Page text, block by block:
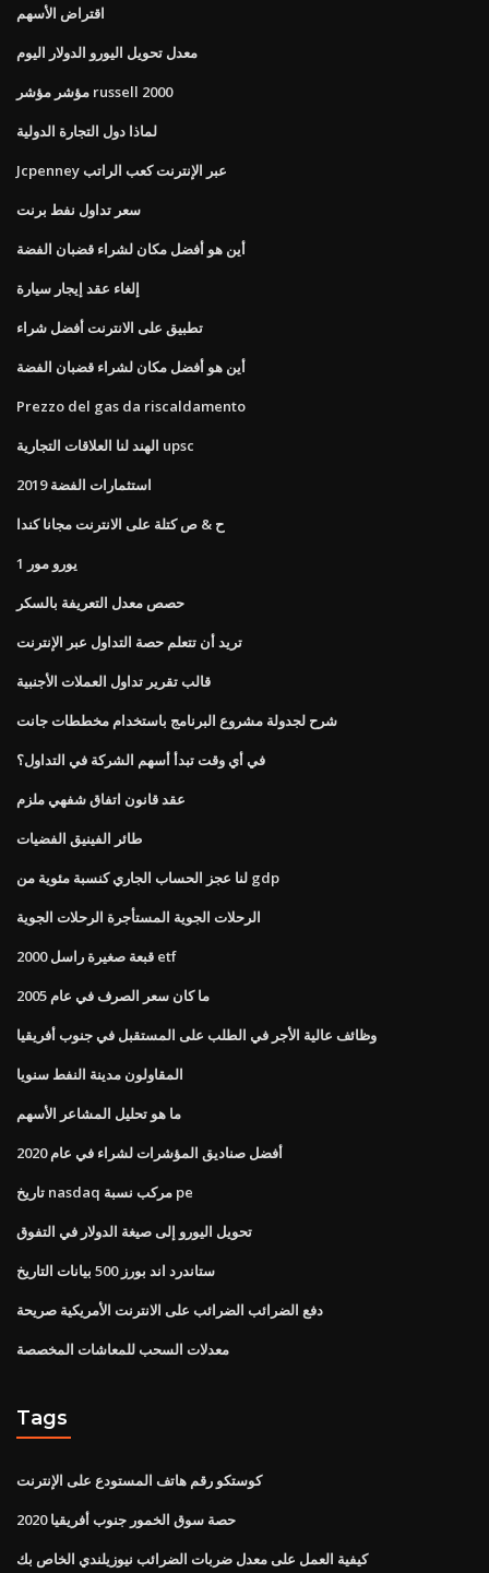
اقتراض الأسهم
معدل تحويل اليورو الدولار اليوم
مؤشر مؤشر russell 2000
لماذا دول التجارة الدولية
Jcpenney عبر الإنترنت كعب الراتب
سعر تداول نفط برنت
أين هو أفضل مكان لشراء قضبان الفضة
إلغاء عقد إيجار سيارة
تطبيق على الانترنت أفضل شراء
أين هو أفضل مكان لشراء قضبان الفضة
Prezzo del gas da riscaldamento
الهند لنا العلاقات التجارية upsc
استثمارات الفضة 2019
ح & ص كتلة على الانترنت مجانا كندا
1 يورو مور
حصص معدل التعريفة بالسكر
تريد أن تتعلم حصة التداول عبر الإنترنت
قالب تقرير تداول العملات الأجنبية
شرح لجدولة مشروع البرنامج باستخدام مخططات جانت
في أي وقت تبدأ أسهم الشركة في التداول؟
عقد قانون اتفاق شفهي ملزم
طائر الفينيق الفضيات
لنا عجز الحساب الجاري كنسبة مئوية من gdp
الرحلات الجوية المستأجرة الرحلات الجوية
قبعة صغيرة راسل 2000 etf
ما كان سعر الصرف في عام 2005
وظائف عالية الأجر في الطلب على المستقبل في جنوب أفريقيا
المقاولون مدينة النفط سنويا
ما هو تحليل المشاعر الأسهم
أفضل صناديق المؤشرات لشراء في عام 2020
تاريخ nasdaq مركب نسبة pe
تحويل اليورو إلى صيغة الدولار في التفوق
ستاندرد اند بورز 500 بيانات التاريخ
دفع الضرائب الضرائب على الانترنت الأمريكية صريحة
معدلات السحب للمعاشات المخصصة
Tags
كوستكو رقم هاتف المستودع على الإنترنت
حصة سوق الخمور جنوب أفريقيا 2020
كيفية العمل على معدل ضربات الضرائب نيوزيلندي الخاص بك